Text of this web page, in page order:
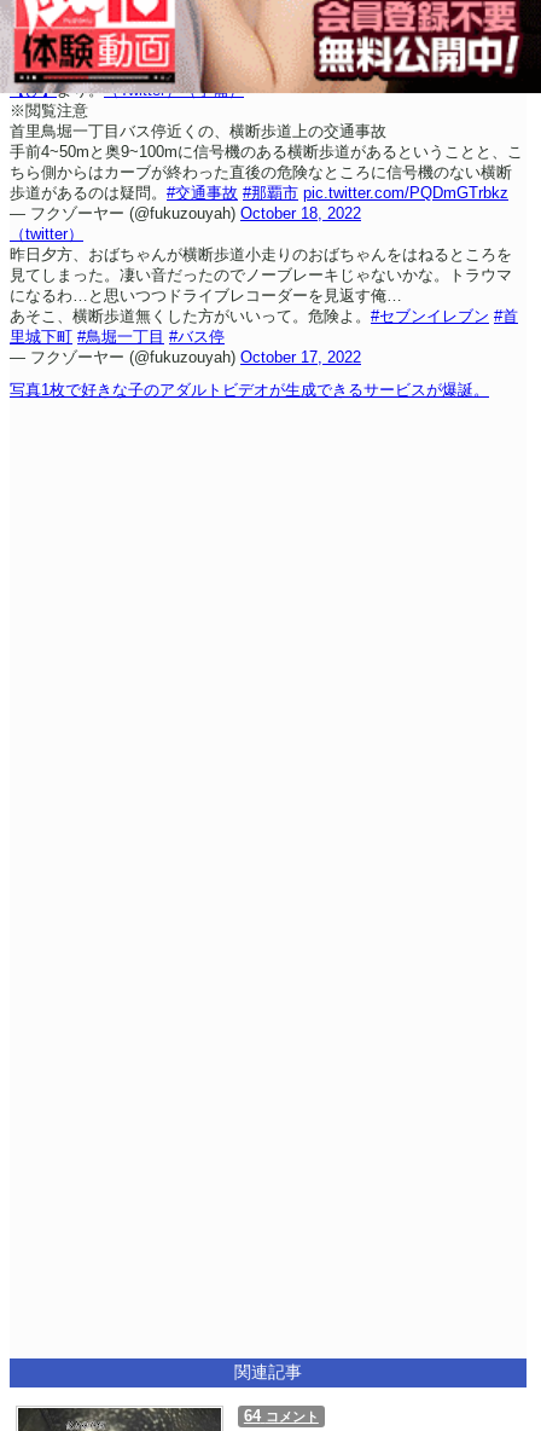
【ひ】より。（Twitter）（予備）
※閲覧注意
首里鳥堀一丁目バス停近くの、横断歩道上の交通事故
手前4~50mと奥9~100mに信号機のある横断歩道があるということと、こ
ちら側からはカーブが終わった直後の危険なところに信号機のない横断
歩道があるのは疑問。 #交通事故 #那覇市 pic.twitter.com/PQDmGTrbkz
— フクゾーヤー (@fukuzouyah) October 18, 2022
（twitter）
昨日夕方、おばちゃんが横断歩道小走りのおばちゃんをはねるところを
見てしまった。凄い音だったのでノーブレーキじゃないかな。トラウマ
になるわ…と思いつつドライブレコーダーを見返す俺…
あそこ、横断歩道無くした方がいいって。危険よ。 #セブンイレブン #首
里城下町 #鳥堀一丁目 #バス停
— フクゾーヤー (@fukuzouyah) October 17, 2022
写真1枚で好きな子のアダルトビデオが生成できるサービスが爆誕。
関連記事
64 コメント